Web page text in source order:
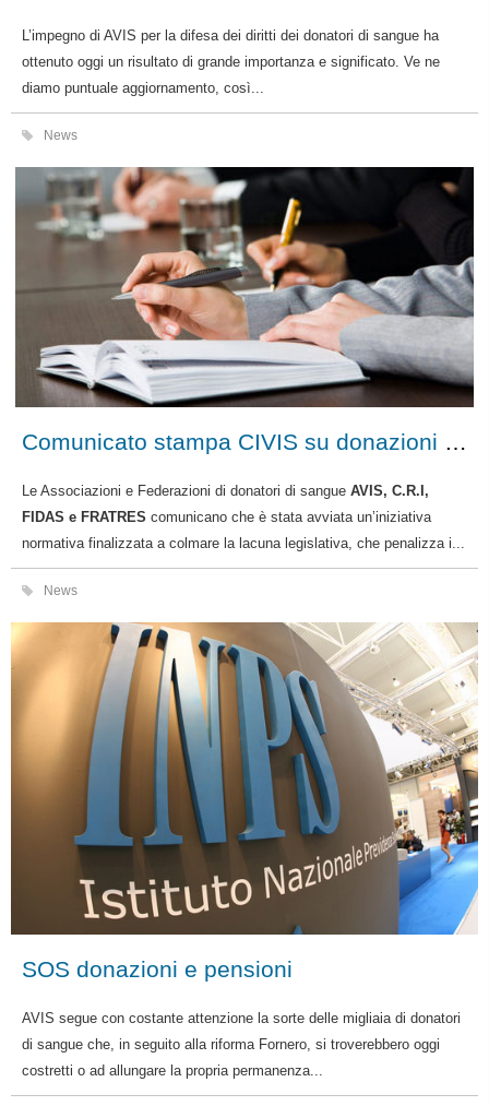
L’impegno di AVIS per la difesa dei diritti dei donatori di sangue ha
ottenuto oggi un risultato di grande importanza e significato. Ve ne
diamo puntuale aggiornamento, così...
News
Comunicato stampa CIVIS su donazioni e pensione
Le Associazioni e Federazioni di donatori di sangue AVIS, C.R.I,
FIDAS e FRATRES comunicano che è stata avviata un’iniziativa
normativa finalizzata a colmare la lacuna legislativa, che penalizza i...
News
SOS donazioni e pensioni
AVIS segue con costante attenzione la sorte delle migliaia di donatori
di sangue che, in seguito alla riforma Fornero, si troverebbero oggi
costretti o ad allungare la propria permanenza...